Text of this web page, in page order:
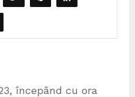
începând cu ora